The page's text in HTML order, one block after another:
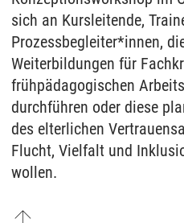
sich an Kursleitende,
Prozessbegleiter*innen,
Weiterbildungen für
frühpädagogischen
durchführen oder diese
des elterlichen
Flucht, Vielfalt und
wollen.